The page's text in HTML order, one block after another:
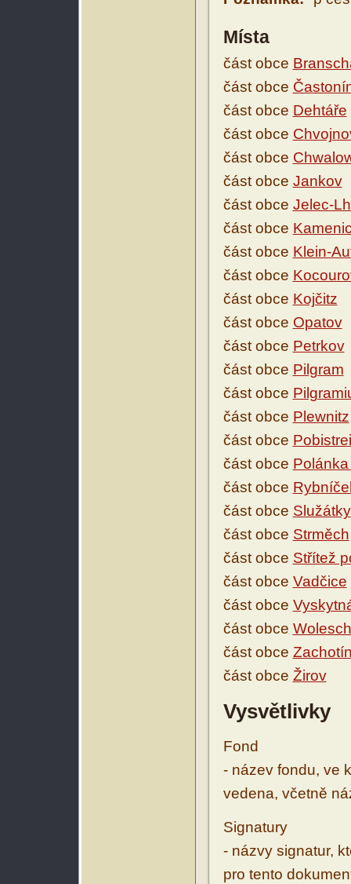
Místa
část obce
část obce
část obce Dehtáře
část obce
část obce
část obce Jankov
část obce Jelec-
část obce
část obce Klein-
část obce
část obce Kojčitz
část obce Opatov
část obce Petrkov
část obce Pilgram
část obce
část obce Plewnitz
část obce
část obce
část obce
část obce Služátky
část obce Strměch
část obce Střítež
část obce Vadčice
část obce
část obce
část obce
část obce Žirov
Vysvětlivky
Fond
- název fondu, ve
vedena, včetně
Signatury
- názvy signatur,
pro tento